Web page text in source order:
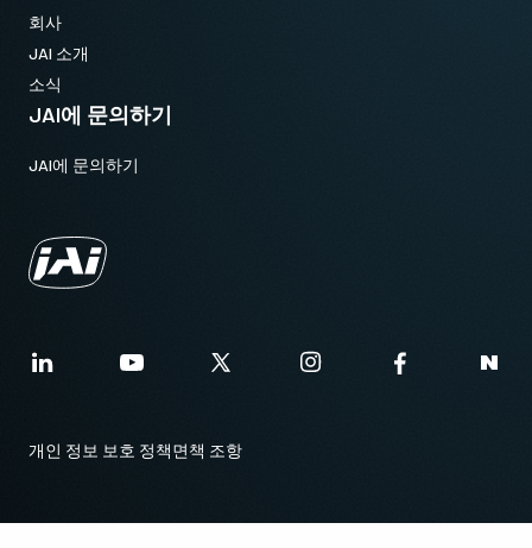
회사
JAI 소개
소식
JAI에 문의하기
JAI에 문의하기
개인 정보 보호 정책면책 조항